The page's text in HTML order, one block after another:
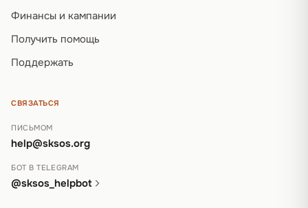
Финансы и кампании
Получить помощь
Поддержать
СВЯЗАТЬСЯ
ПИСЬМОМ
help@sksos.org
БОТ В TELEGRAM
@sksos_helpbot